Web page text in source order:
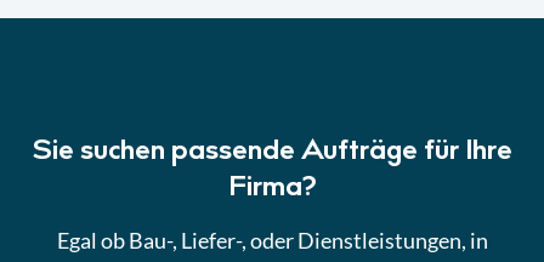
Sie suchen passende Aufträge für Ihre
Firma?
Egal ob Bau-, Liefer-, oder Dienstleistungen, in